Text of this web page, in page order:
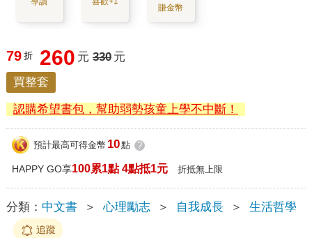
賺金幣
79 折 260 元 330 元
買整套
認購希望書包，幫助弱勢孩童上學不中斷！
預計最高可得金幣 10點 ?
HAPPY GO享100累1點 4點抵1元 折抵無上限
分類： 中文書 ＞ 心理勵志 ＞ 自我成長 ＞ 生活哲學
追蹤